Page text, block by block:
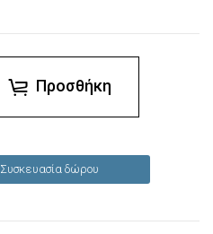
Προσθήκη
Συσκευασία δώρου